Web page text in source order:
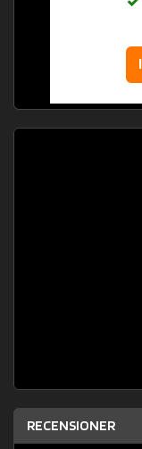
RECENSIONER